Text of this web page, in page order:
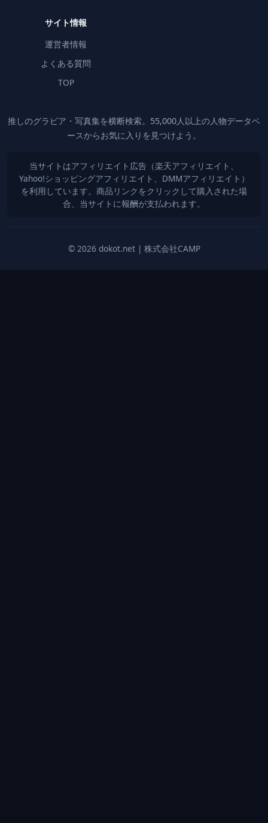
サイト情報
運営者情報
よくある質問
TOP
推しのグラビア・写真集を横断検索。55,000人以上の人物データベ
ースからお気に入りを見つけよう。
当サイトはアフィリエイト広告（楽天アフィリエイト、
Yahoo!ショッピングアフィリエイト、DMMアフィリエイト）
を利用しています。商品リンクをクリックして購入された場
合、当サイトに報酬が支払われます。
© 2026 dokot.net | 株式会社CAMP